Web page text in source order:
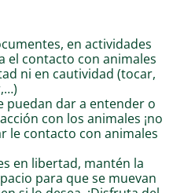
en actividades
el contacto con animales
ni en cautividad (tocar,
puedan dar a entender o
con los animales ¡no
le contacto con animales
en libertad, mantén la
para que se muevan